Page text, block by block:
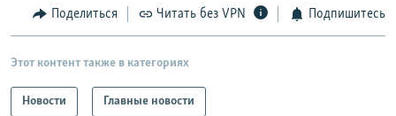
Поделиться Читать без VPN Подпишитесь
Этот контент также в категориях
Новости Главные новости